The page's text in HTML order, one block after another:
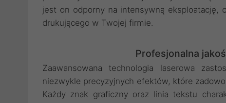
jest on odporny na intensywną eksploatację,
drukującego w Twojej firmie.
Profesjonalna
Zaawansowana technologia laserowa
niezwykle precyzyjnych efektów, które
Każdy znak graficzny oraz linia tekstu